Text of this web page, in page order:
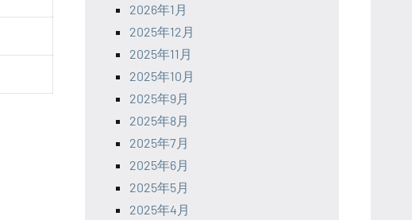
2026年1月
2025年12月
2025年11月
2025年10月
2025年9月
2025年8月
2025年7月
2025年6月
2025年5月
2025年4月